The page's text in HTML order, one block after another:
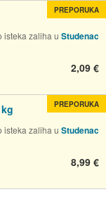
isteka zaliha u Studenac
2,09 €
PREPORUKA
isteka zaliha u Studenac
8,99 €
PREPORUKA